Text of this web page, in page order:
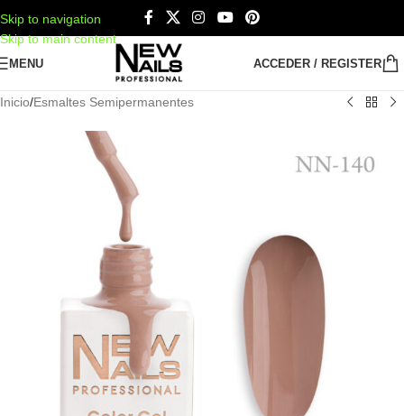
Skip to navigation
Skip to main content
MENU ACCEDER / REGISTER
Inicio/Esmaltes Semipermanentes